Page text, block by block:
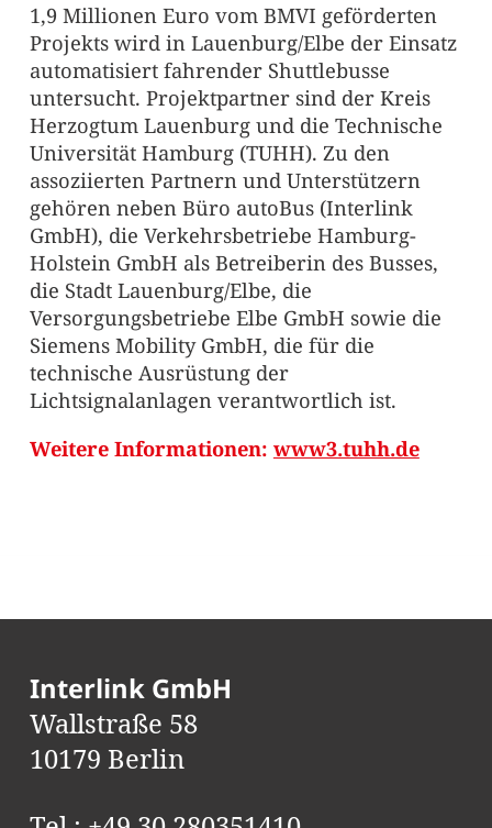
1,9 Millionen Euro vom BMVI geförderten
Projekts wird in Lauenburg/Elbe der Einsatz
automatisiert fahrender Shuttlebusse
untersucht. Projektpartner sind der Kreis
Herzogtum Lauenburg und die Technische
Universität Hamburg (TUHH). Zu den
assoziierten Partnern und Unterstützern
gehören neben Büro autoBus (Interlink
GmbH), die Verkehrsbetriebe Hamburg-
Holstein GmbH als Betreiberin des Busses,
die Stadt Lauenburg/Elbe, die
Versorgungsbetriebe Elbe GmbH sowie die
Siemens Mobility GmbH, die für die
technische Ausrüstung der
Lichtsignalanlagen verantwortlich ist.
Weitere Informationen: www3.tuhh.de
Interlink GmbH
Wallstraße 58
10179 Berlin